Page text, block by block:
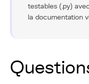
testables (.py)
la documentation